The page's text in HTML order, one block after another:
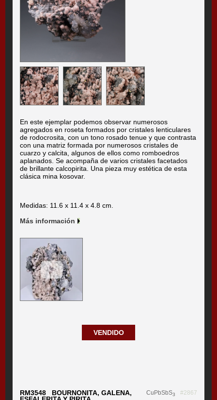
En este ejemplar podemos observar numerosos
agregados en roseta formados por cristales lenticulares
de rodocrosita, con un tono rosado tenue y que contrasta
con una matriz formada por numerosos cristales de
cuarzo y calcita, algunos de ellos como romboedros
aplanados. Se acompaña de varios cristales facetados
de brillante calcopirita. Una pieza muy estética de esta
clásica mina kosovar.
Medidas: 11.6 x 11.4 x 4.8 cm.
Más información
VENDIDO
RM3548 BOURNONITA, GALENA,
CuPbSbS3 #2867